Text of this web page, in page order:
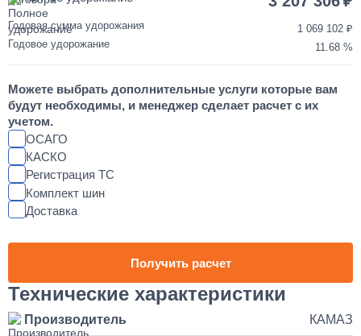
от 2 до 3 дней
55 000
Установка магнитолы и динамиков в КАМАЗ
Наращивание кузова и бортов на КАМАЗ
150 000
Годовая сумма удорожания
1 069 102
Годовое удорожание
11.68
Можете выбрать дополнительные услуги которые вам
будут необходимы, и менеджер сделает расчет с их
учетом.
ОСАГО
КАСКО
Регистрация ТС
Комплект шин
Доставка
Получить расчет
Технические характеристики
Производитель КАМАЗ